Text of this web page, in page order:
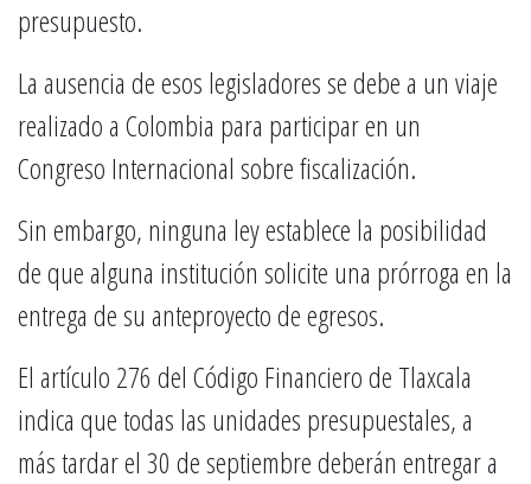
presupuesto.
La ausencia de esos legisladores se debe a un viaje
realizado a Colombia para participar en un
Congreso Internacional sobre fiscalización.
Sin embargo, ninguna ley establece la posibilidad
de que alguna institución solicite una prórroga en la
entrega de su anteproyecto de egresos.
El artículo 276 del Código Financiero de Tlaxcala
indica que todas las unidades presupuestales, a
más tardar el 30 de septiembre deberán entregar a